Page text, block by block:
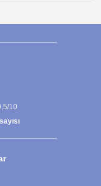
10